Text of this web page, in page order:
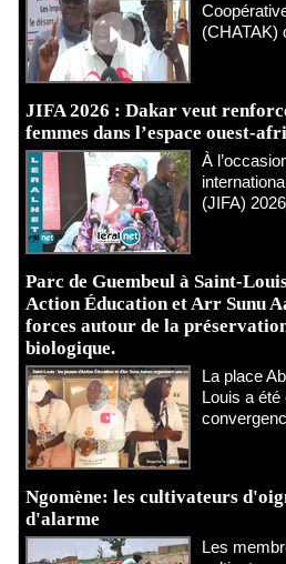
(CHATAK)
JIFA 2026 : Dakar veut
femmes dans l’espace ouest-
À
(JIFA)
Parc de Guembeul à Saint-
Action Éducation et Arr Sunu
forces autour de la
biologique.
​La place
Louis a été
Ngomène: les cultivateurs
d'alarme
Les